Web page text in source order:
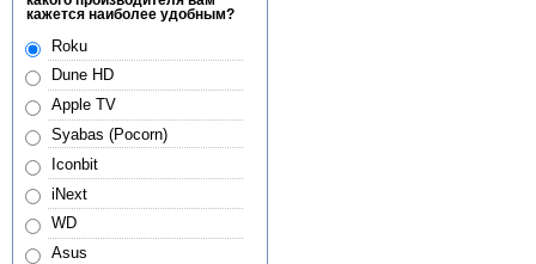
кажется наиболее удобным?
Roku
Dune HD
Apple TV
Syabas (Pocorn)
Iconbit
iNext
WD
Asus